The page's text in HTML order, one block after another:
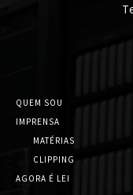
QUEM SOU
IMPRENSA
MATÉRIAS
CLIPPING
AGORA É LEI